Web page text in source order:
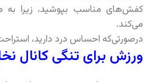
کفش‌های مناسب بپوشید، زیرا
می‌کند.
درصورتی‌که احساس درد دارید،
ورزش برای تنگی کانال